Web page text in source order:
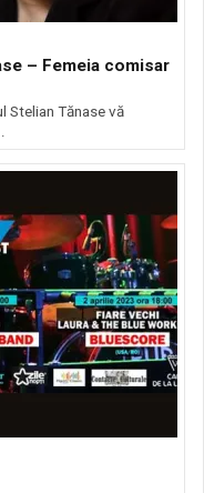
– Femeia comisar
Stelian Tănase vă